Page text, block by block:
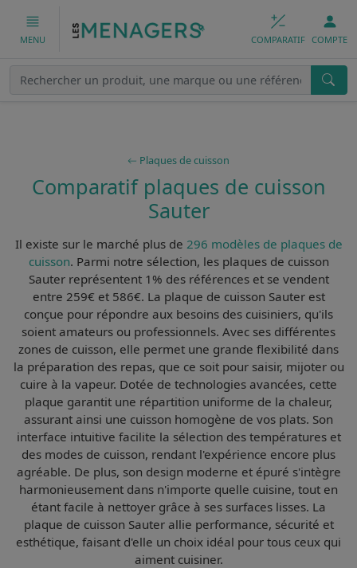
MENU COMPARATIF COMPTE
Plaques de cuisson
Comparatif plaques de cuisson
Sauter
Il existe sur le marché plus de 296 modèles de plaques de
cuisson. Parmi notre sélection, les plaques de cuisson
Sauterreprésentent 1% des références et se vendent
entre 259€ et 586€. La plaque de cuisson Sauter est
conçue pour répondre aux besoins des cuisiniers, qu'ils
soient amateurs ou professionnels. Avec ses différentes
zones de cuisson, elle permet une grande flexibilité dans
la préparation des repas, que ce soit pour saisir, mijoter ou
cuire à la vapeur. Dotée de technologies avancées, cette
plaque garantit une répartition uniforme de la chaleur,
assurant ainsi une cuisson homogène de vos plats. Son
interface intuitive facilite la sélection des températures et
des modes de cuisson, rendant l'expérience encore plus
agréable. De plus, son design moderne et épuré s'intègre
harmonieusement dans n'importe quelle cuisine, tout en
étant facile à nettoyer grâce à ses surfaces lisses. La
plaque de cuisson Sauter allie performance, sécurité et
esthétique, faisant d'elle un choix idéal pour tous ceux qui
aiment cuisiner.